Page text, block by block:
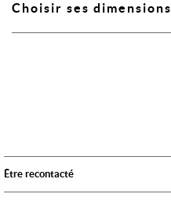
Choisir ses dimensions